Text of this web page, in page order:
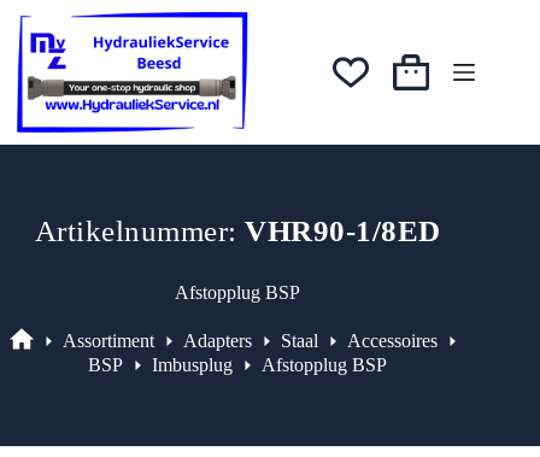
naar
inhoud
was:
€1,97.
€1,67.
Winkelwagen
Artikelnummer:VHR90-1/8ED
Afstopplug BSP
Assortiment
Assortiment Adapters Staal
Accessoires
BSP
Imbusplug Afstopplug BSP